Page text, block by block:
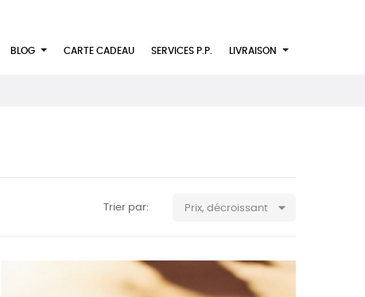
BLOG CARTE CADEAU SERVICES P.P. LIVRAISON
Trier par: Prix, décroissant 